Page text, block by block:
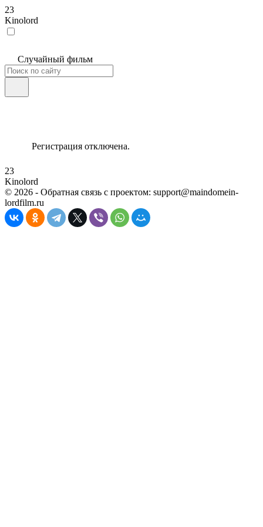
23
Kinolord
Случайный фильм
Регистрация отключена.
23
Kinolord
© 2026 - Обратная связь с проектом: support@maindomein-
lordfilm.ru